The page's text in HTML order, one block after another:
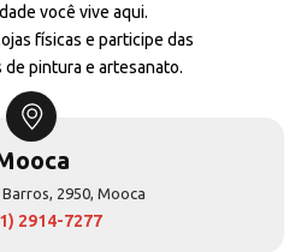
você vive aqui.
físicas e participe das
de pintura e artesanato.
2950, Mooca
2914-7277